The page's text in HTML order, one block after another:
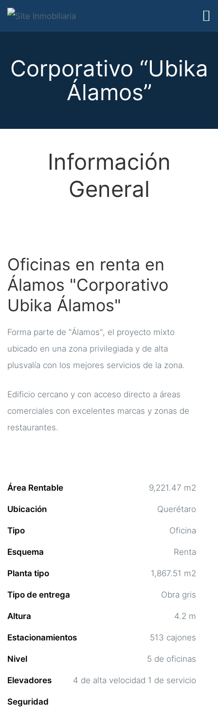
Corporativo “Ubika
Álamos”
Información
General
Oficinas en renta en
Álamos "Corporativo
Ubika Álamos"
Forma parte de "Álamos", el proyecto mixto
ubicado en una zona privilegiada y de alta
plusvalía con los mejores servicios de la zona.
Edificio cercano y con acceso directo a áreas
comerciales con excelentes marcas y zonas de
restaurantes.
Área Rentable 9,221.47 m2
Ubicación Querétaro
Tipo Oficina
Esquema Renta
Planta tipo 1,867.51 m2
Tipo de entrega Obra gris
Altura 4.2 m
Estacionamientos 513 cajones
Nivel 5 de oficinas
Elevadores 4 de alta velocidad 1 de servicio
Seguridad